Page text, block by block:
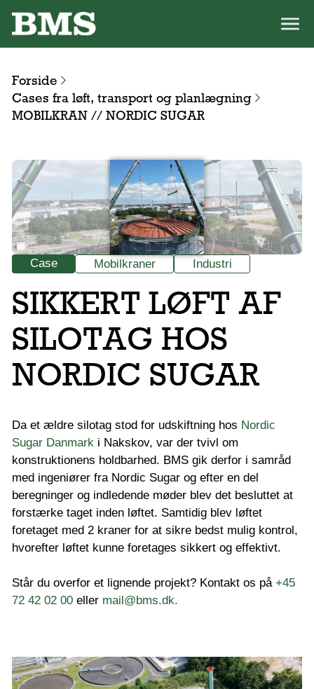
Forside
Cases fra løft, transport og planlægning
MOBILKRAN // NORDIC SUGAR
Case Mobilkraner Industri
SIKKERT LØFT AF
SILOTAG HOS
NORDIC SUGAR
Da et ældre silotag stod for udskiftning hos Nordic
Sugar Danmark i Nakskov, var der tvivl om
konstruktionens holdbarhed. BMS gik derfor i samråd
med ingeniører fra Nordic Sugar og efter en del
beregninger og indledende møder blev det besluttet at
forstærke taget inden løftet. Samtidig blev løftet
foretaget med 2 kraner for at sikre bedst mulig kontrol,
hvorefter løftet kunne foretages sikkert og effektivt.
Står du overfor et lignende projekt? Kontakt os på+45
72 42 02 00 eller mail@bms.dk.